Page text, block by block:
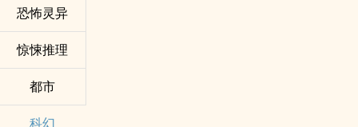
恐怖灵异
惊悚推理
都市
科幻